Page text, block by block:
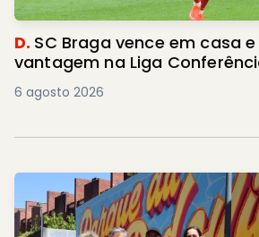
D. SC Braga vence em casa
vantagem na Liga
6 agosto 2026